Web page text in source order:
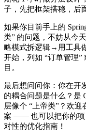
子，先把框架搭稳，后
如果你目前手上的
类” 的问题，不妨从今
略模式拆逻辑→用工具
开始，列如 “订单管理”
目。
最后想问问你：你在开
的耦合问题是什么？是
层像个 “上帝类”？欢
案 —— 也可以把你的项
对性的优化指南！